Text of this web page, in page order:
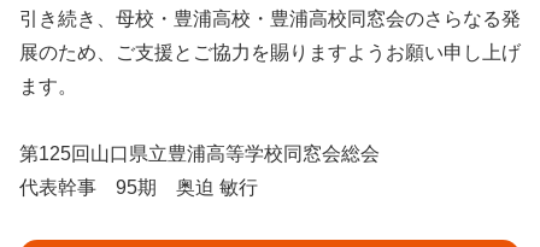
引き続き、母校・豊浦高校・豊浦高校同窓会のさらなる発
展のため、ご支援とご協力を賜りますようお願い申し上げ
ます。
第125回山口県立豊浦高等学校同窓会総会
代表幹事 95期 奥迫 敏行